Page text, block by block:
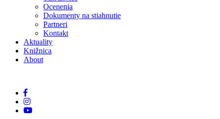
Ocenenia
Dokumenty na stiahnutie
Partneri
Kontakt
Aktuality
Knižnica
About